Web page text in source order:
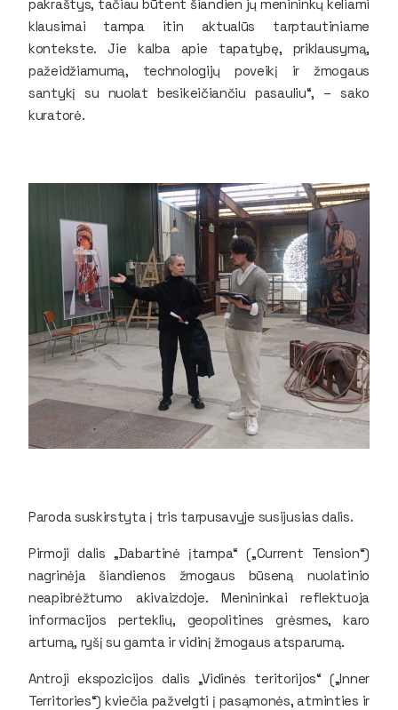
pakraštys, tačiau būtent šiandien jų menininkų keliami
klausimai tampa itin aktualūs tarptautiniame
kontekste. Jie kalba apie tapatybę, priklausymą,
pažeidžiamumą, technologijų poveikį ir žmogaus
santykį su nuolat besikeičiančiu pasauliu“, – sako
kuratorė.
Paroda suskirstyta į tris tarpusavyje susijusias dalis.
Pirmoji dalis „Dabartinė įtampa“ („Current Tension“)
nagrinėja šiandienos žmogaus būseną nuolatinio
neapibrėžtumo akivaizdoje. Menininkai reflektuoja
informacijos perteklių, geopolitines grėsmes, karo
artumą, ryšį su gamta ir vidinį žmogaus atsparumą.
Antroji ekspozicijos dalis „Vidinės teritorijos“ („Inner
Territories“) kviečia pažvelgti į pasąmonės, atminties ir